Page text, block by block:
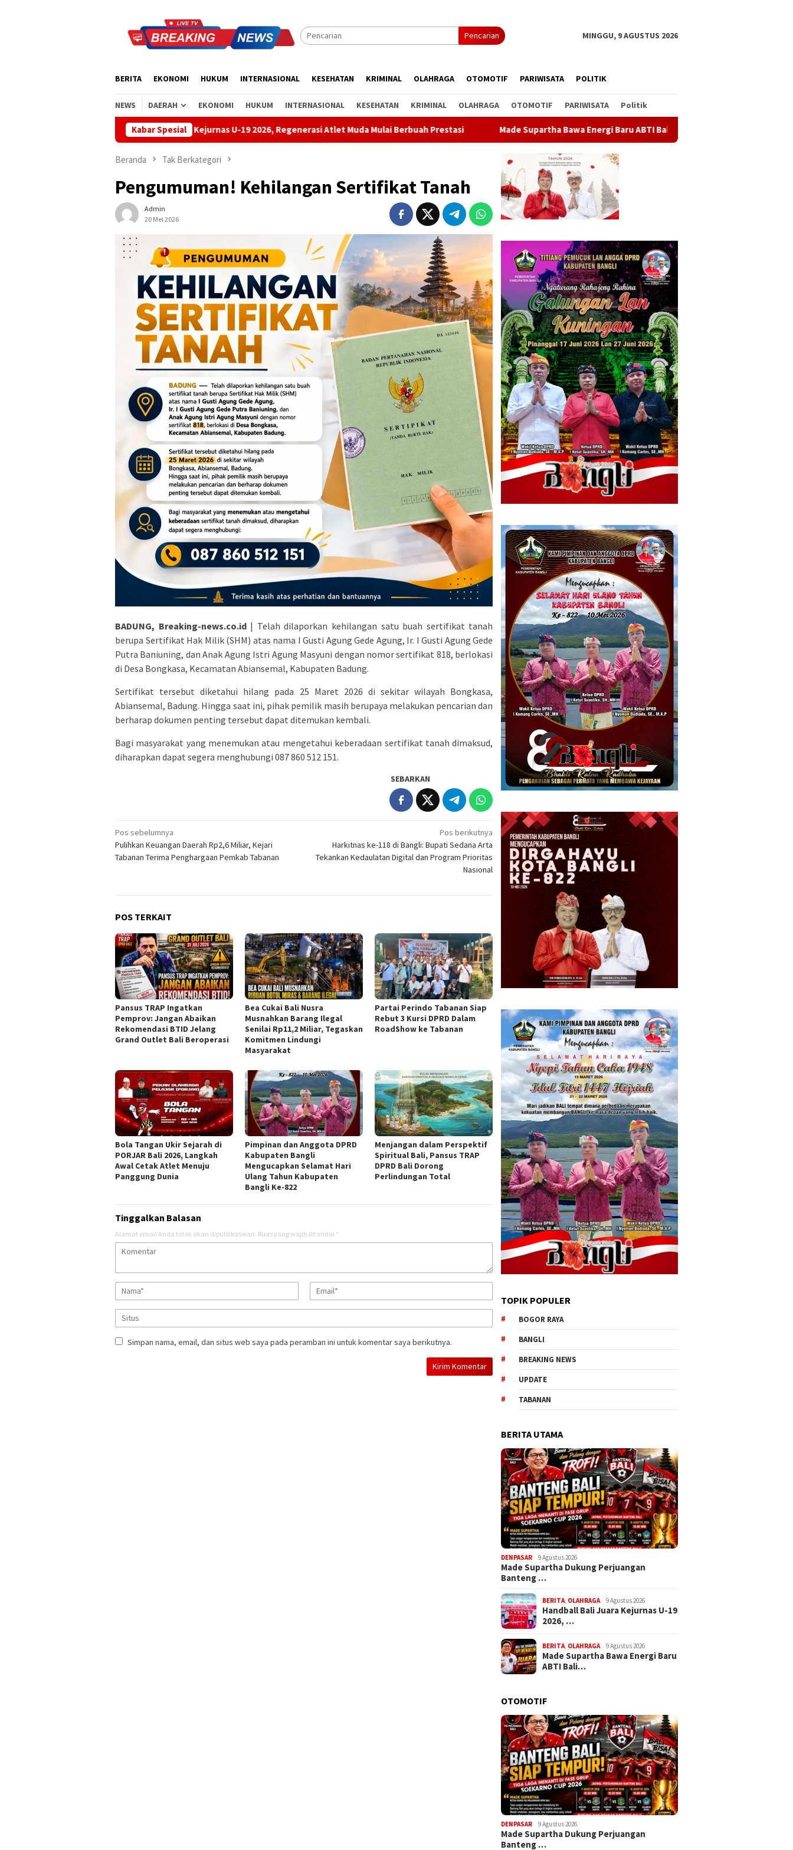
Pencarian MINGGU, 9 AGUSTUS 2026
BERITA EKONOMI HUKUM INTERNASIONAL KESEHATAN KRIMINAL OLAHRAGA OTOMOTIF PARIWISATA POLITIK
NEWS DAERAH EKONOMI HUKUM INTERNASIONAL KESEHATAN KRIMINAL OLAHRAGA OTOMOTIF PARIWISATA Politik
Kabar Spesial
Handball Bali Juara Kejurnas U-19 2026, Regenerasi Atlet Muda Mulai Berbuah Prestasi Made Supartha Bawa Energi Baru ABTI Bali, Tim U-19 Putra Sabet Juara 1 Kejurnas 2026
Beranda Tak Berkategori
Pengumuman! Kehilangan Sertifikat Tanah
Admin
20 Mei 2026
BADUNG, Breaking-news.co.id| Telah dilaporkan kehilangan satu buah sertifikat tanah
berupa Sertifikat Hak Milik (SHM) atas nama I Gusti Agung Gede Agung, Ir. I Gusti Agung Gede
Putra Baniuning, dan Anak Agung Istri Agung Masyuni dengan nomor sertifikat 818, berlokasi
di Desa Bongkasa, Kecamatan Abiansemal, Kabupaten Badung.
Sertifikat tersebut diketahui hilang pada 25 Maret 2026 di sekitar wilayah Bongkasa,
Abiansemal, Badung. Hingga saat ini, pihak pemilik masih berupaya melakukan pencarian dan
berharap dokumen penting tersebut dapat ditemukan kembali.
Bagi masyarakat yang menemukan atau mengetahui keberadaan sertifikat tanah dimaksud,
diharapkan dapat segera menghubungi 087 860 512 151.
SEBARKAN
Navigasi
pos
Pos sebelumnya
Pulihkan Keuangan Daerah Rp2,6 Miliar, Kejari
Tabanan Terima Penghargaan Pemkab Tabanan
Pos berikutnya
Harkitnas ke-118 di Bangli: Bupati Sedana Arta
Tekankan Kedaulatan Digital dan Program Prioritas
Nasional
POS TERKAIT
Pansus TRAP Ingatkan
Pemprov: Jangan Abaikan
Rekomendasi BTID Jelang
Grand Outlet Bali Beroperasi
Bea Cukai Bali Nusra
Musnahkan Barang Ilegal
Senilai Rp11,2 Miliar, Tegaskan
Komitmen Lindungi
Masyarakat
Partai Perindo Tabanan Siap
Rebut 3 Kursi DPRD Dalam
RoadShow ke Tabanan
Bola Tangan Ukir Sejarah di
PORJAR Bali 2026, Langkah
Awal Cetak Atlet Menuju
Panggung Dunia
Pimpinan dan Anggota DPRD
Kabupaten Bangli
Mengucapkan Selamat Hari
Ulang Tahun Kabupaten
Bangli Ke-822
Menjangan dalam Perspektif
Spiritual Bali, Pansus TRAP
DPRD Bali Dorong
Perlindungan Total
Tinggalkan Balasan
Alamat email Anda tidak akan dipublikasikan. Ruas yang wajib ditandai *
Simpan nama, email, dan situs web saya pada peramban ini untuk komentar saya berikutnya.
TOPIK POPULER
BOGOR RAYA
BANGLI
BREAKING NEWS
UPDATE
TABANAN
BERITA UTAMA
DENPASAR 9 Agustus 2026
Made Supartha Dukung Perjuangan
Banteng …
BERITA, OLAHRAGA 9 Agustus 2026
Handball Bali Juara Kejurnas U-19
2026, …
BERITA, OLAHRAGA 9 Agustus 2026
Made Supartha Bawa Energi Baru
ABTI Bali…
OTOMOTIF
DENPASAR 9 Agustus 2026
Made Supartha Dukung Perjuangan
Banteng …